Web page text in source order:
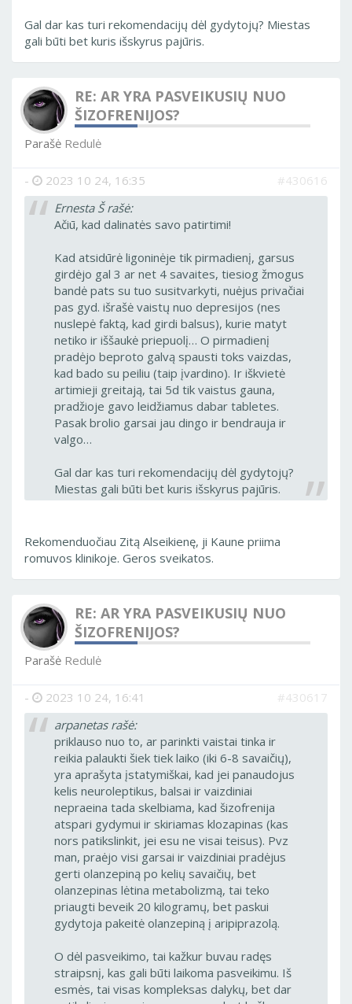
Gal dar kas turi rekomendacijų dėl gydytojų? Miestas
gali būti bet kuris išskyrus pajūris.
RE: AR YRA PASVEIKUSIŲ NUO
ŠIZOFRENIJOS?
Parašė Redulė
- 2023 10 24, 16:35
#430616
Ernesta Š rašė:
Ačiū, kad dalinatės savo patirtimi!
Kad atsidūrė ligoninėje tik pirmadienį, garsus
girdėjo gal 3 ar net 4 savaites, tiesiog žmogus
bandė pats su tuo susitvarkyti, nuėjus privačiai
pas gyd. išrašė vaistų nuo depresijos (nes
nuslepė faktą, kad girdi balsus), kurie matyt
netiko ir iššaukė priepuolį… O pirmadienį
pradėjo beproto galvą spausti toks vaizdas,
kad bado su peiliu (taip įvardino). Ir iškvietė
artimieji greitają, tai 5d tik vaistus gauna,
pradžioje gavo leidžiamus dabar tabletes.
Pasak brolio garsai jau dingo ir bendrauja ir
valgo…
Gal dar kas turi rekomendacijų dėl gydytojų?
Miestas gali būti bet kuris išskyrus pajūris.
Rekomenduočiau Zitą Alseikienę, ji Kaune priima
romuvos klinikoje. Geros sveikatos.
RE: AR YRA PASVEIKUSIŲ NUO
ŠIZOFRENIJOS?
Parašė Redulė
- 2023 10 24, 16:41
#430617
arpanetas rašė:
priklauso nuo to, ar parinkti vaistai tinka ir
reikia palaukti šiek tiek laiko (iki 6-8 savaičių),
yra aprašyta įstatymiškai, kad jei panaudojus
kelis neuroleptikus, balsai ir vaizdiniai
nepraeina tada skelbiama, kad šizofrenija
atspari gydymui ir skiriamas klozapinas (kas
nors patikslinkit, jei esu ne visai teisus). Pvz
man, praėjo visi garsai ir vaizdiniai pradėjus
gerti olanzepiną po kelių savaičių, bet
olanzepinas lėtina metabolizmą, tai teko
priaugti beveik 20 kilogramų, bet paskui
gydytoja pakeitė olanzepiną į aripiprazolą.
O dėl pasveikimo, tai kažkur buvau radęs
straipsnį, kas gali būti laikoma pasveikimu. Iš
esmės, tai visas kompleksas dalykų, bet dar